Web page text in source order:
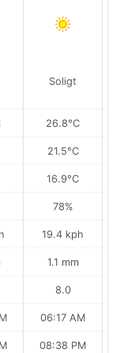
Soligt
26.8°C
21.5°C
16.9°C
78%
19.4 kph
1.1 mm
8.0
06:17 AM
08:38 PM